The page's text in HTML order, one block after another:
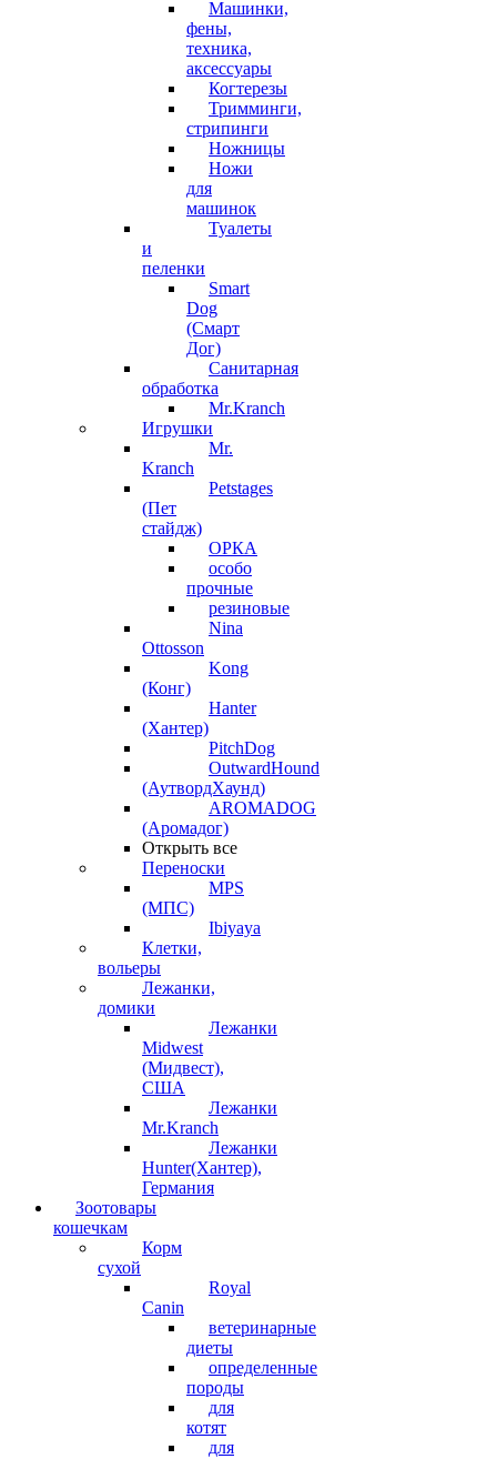
Машинки,
фены,
техника,
аксессуары
Когтерезы
Тримминги,
стрипинги
Ножницы
Ножи
для
машинок
Туалеты
и
пеленки
Smart
Dog
(Смарт
Дог)
Санитарная
обработка
Mr.Kranch
Игрушки
Mr.
Kranch
Petstages
(Пет
стайдж)
ОРКА
особо
прочные
резиновые
Nina
Ottosson
Kong
(Конг)
Hanter
(Хантер)
PitchDog
OutwardHound
(АутвордХаунд)
AROMADOG
(Аромадог)
Открыть все
Переноски
MPS
(МПС)
Ibiyaya
Клетки,
вольеры
Лежанки,
домики
Лежанки
Midwest
(Мидвест),
США
Лежанки
Mr.Kranch
Лежанки
Hunter(Хантер),
Германия
Зоотовары
кошечкам
Корм
сухой
Royal
Canin
ветеринарные
диеты
определенные
породы
для
котят
для